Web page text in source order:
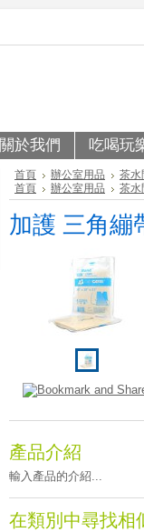
關於我們 吃喝玩
首頁 辦公室用品 茶水
首頁
辦公室用品 茶水
加護 三角繃
產品介紹
輸入產品的介紹...
在類別中尋找相